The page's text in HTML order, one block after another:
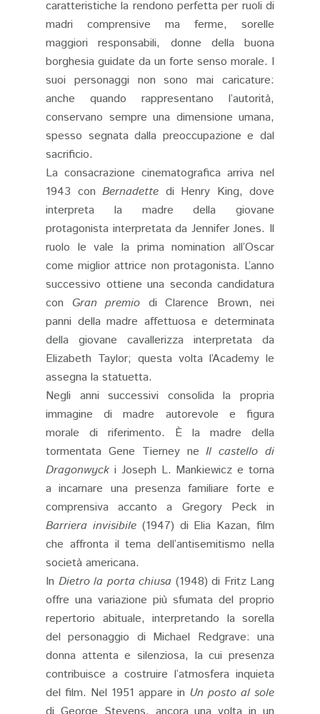
caratteristiche la rendono perfetta per ruoli di
madri comprensive ma ferme, sorelle
maggiori responsabili, donne della buona
borghesia guidate da un forte senso morale. I
suoi personaggi non sono mai caricature:
anche quando rappresentano l’autorità,
conservano sempre una dimensione umana,
spesso segnata dalla preoccupazione e dal
sacrificio.
La consacrazione cinematografica arriva nel
1943 con Bernadette di Henry King, dove
interpreta la madre della giovane
protagonista interpretata da Jennifer Jones. Il
ruolo le vale la prima nomination all’Oscar
come miglior attrice non protagonista. L’anno
successivo ottiene una seconda candidatura
con Gran premio di Clarence Brown, nei
panni della madre affettuosa e determinata
della giovane cavallerizza interpretata da
Elizabeth Taylor; questa volta l’Academy le
assegna la statuetta.
Negli anni successivi consolida la propria
immagine di madre autorevole e figura
morale di riferimento. È la madre della
tormentata Gene Tierney neIl castello di
Dragonwyck i Joseph L. Mankiewicz e torna
a incarnare una presenza familiare forte e
comprensiva accanto a Gregory Peck in
Barriera invisibile(1947) di Elia Kazan, film
che affronta il tema dell’antisemitismo nella
società americana.
In Dietro la porta chiusa (1948) di Fritz Lang
offre una variazione più sfumata del proprio
repertorio abituale, interpretando la sorella
del personaggio di Michael Redgrave: una
donna attenta e silenziosa, la cui presenza
contribuisce a costruire l’atmosfera inquieta
del film. Nel 1951 appare in Un posto al sole